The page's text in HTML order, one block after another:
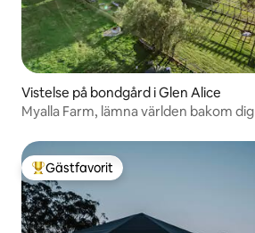
Vistelse på bondgård i Glen Alice
Myalla Farm, lämna världen bakom dig
Populär gästfavorit
Gästfavorit